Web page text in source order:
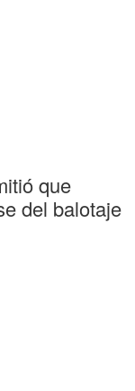
que
del balotaje